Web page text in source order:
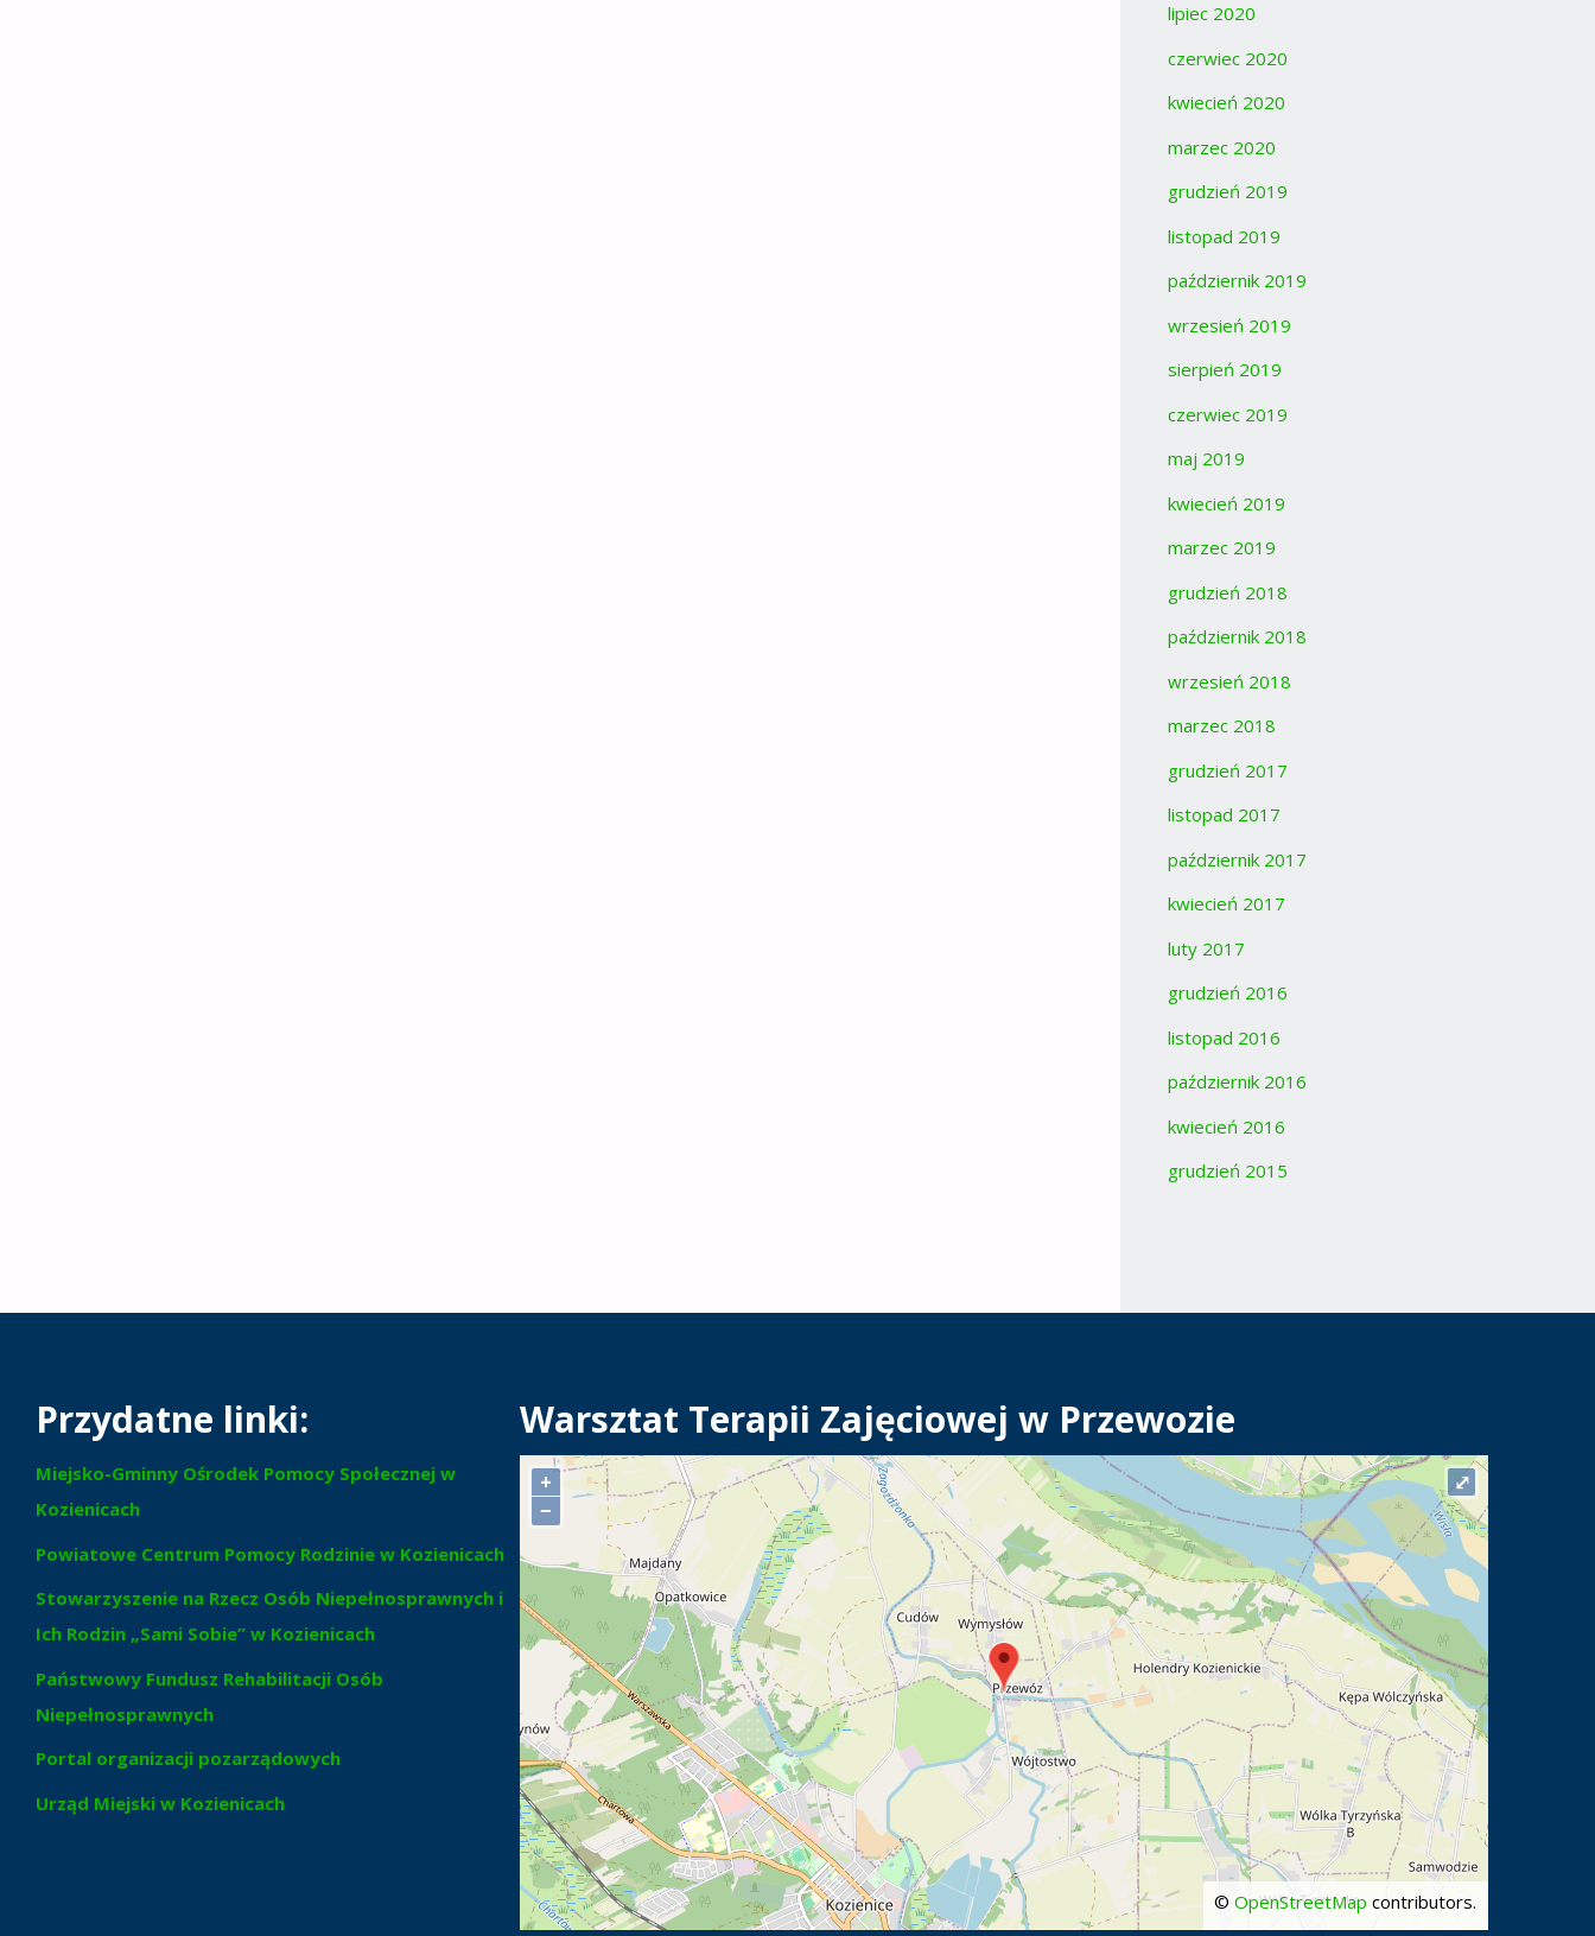
lipiec 2020
czerwiec 2020
kwiecień 2020
marzec 2020
grudzień 2019
listopad 2019
październik 2019
wrzesień 2019
sierpień 2019
czerwiec 2019
maj 2019
kwiecień 2019
marzec 2019
grudzień 2018
październik 2018
wrzesień 2018
marzec 2018
grudzień 2017
listopad 2017
październik 2017
kwiecień 2017
luty 2017
grudzień 2016
listopad 2016
październik 2016
kwiecień 2016
grudzień 2015
Przydatne linki:
Miejsko-Gminny Ośrodek Pomocy Społecznej w
Kozienicach
Powiatowe Centrum Pomocy Rodzinie w Kozienicach
Stowarzyszenie na Rzecz Osób Niepełnosprawnych i
Ich Rodzin „Sami Sobie” w Kozienicach
Państwowy Fundusz Rehabilitacji Osób
Niepełnosprawnych
Portal organizacji pozarządowych
Urząd Miejski w Kozienicach
Warsztat Terapii Zajęciowej w Przewozie
+
−
©OpenStreetMap contributors.
⤢